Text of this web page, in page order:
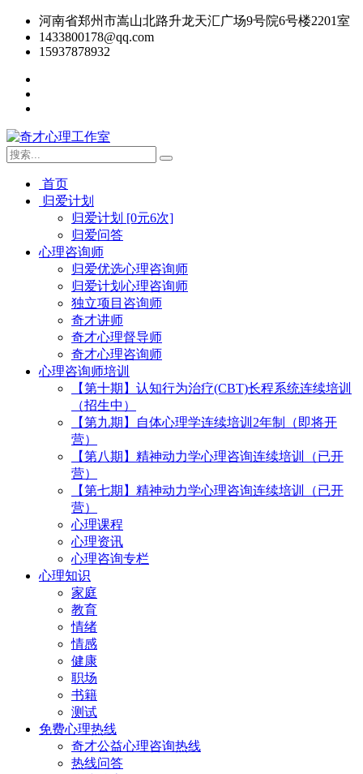
河南省郑州市嵩山北路升龙天汇广场9号院6号楼2201室
1433800178@qq.com
15937878932
首页
归爱计划
归爱计划 [0元6次]
归爱问答
心理咨询师
归爱优选心理咨询师
归爱计划心理咨询师
独立项目咨询师
奇才讲师
奇才心理督导师
奇才心理咨询师
心理咨询师培训
【第十期】认知行为治疗(CBT)长程系统连续培训
（招生中）
【第九期】自体心理学连续培训2年制（即将开
营）
【第八期】精神动力学心理咨询连续培训（已开
营）
【第七期】精神动力学心理咨询连续培训（已开
营）
心理课程
心理资讯
心理咨询专栏
心理知识
家庭
教育
情绪
情感
健康
职场
书籍
测试
免费心理热线
奇才公益心理咨询热线
热线问答